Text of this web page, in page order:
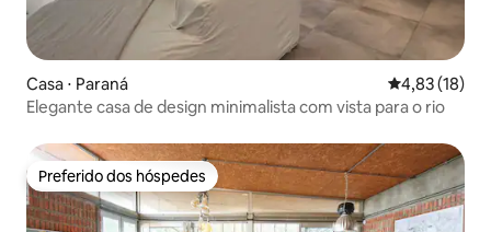
Casa ⋅ Paraná 4,83 de uma
4,83 (18)
Elegante casa de design minimalista com vista para o rio
Preferido dos hóspedes
Preferido dos hóspedes